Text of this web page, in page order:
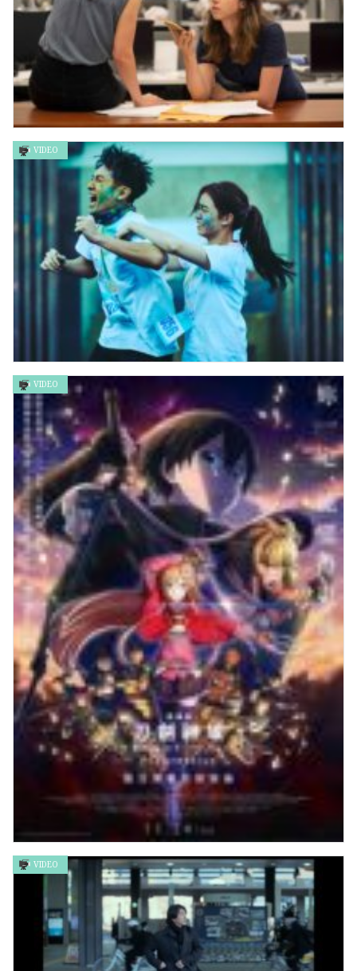
她說 SHE SAID
《月老》 在Disney+上線
VIDEO
刀劍神域 -Progressive- 陰沉薄暮的詼諧曲
VIDEO
VIDEO